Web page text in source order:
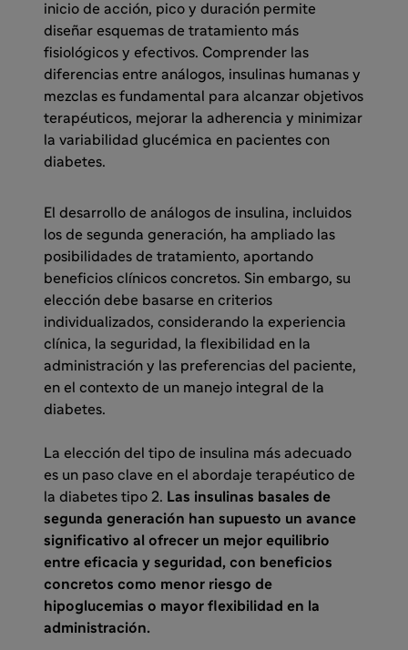
inicio de acción, pico y duración permite
diseñar esquemas de tratamiento más
fisiológicos y efectivos. Comprender las
diferencias entre análogos, insulinas humanas y
mezclas es fundamental para alcanzar objetivos
terapéuticos, mejorar la adherencia y minimizar
la variabilidad glucémica en pacientes con
diabetes.
El desarrollo de análogos de insulina, incluidos
los de segunda generación, ha ampliado las
posibilidades de tratamiento, aportando
beneficios clínicos concretos. Sin embargo, su
elección debe basarse en criterios
individualizados, considerando la experiencia
clínica, la seguridad, la flexibilidad en la
administración y las preferencias del paciente,
en el contexto de un manejo integral de la
diabetes.
La elección del tipo de insulina más adecuado
es un paso clave en el abordaje terapéutico de
la diabetes tipo 2. Las insulinas basales de
segunda generación han supuesto un avance
significativo al ofrecer un mejor equilibrio
entre eficacia y seguridad, con beneficios
concretos como menor riesgo de
hipoglucemias o mayor flexibilidad en la
administración.